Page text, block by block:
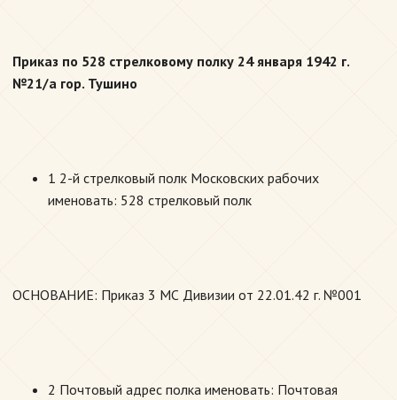
Приказ по 528 стрелковому полку 24 января 1942 г.
№21/а гор. Тушино
1 2-й стрелковый полк Московских рабочих
именовать: 528 стрелковый полк
ОСНОВАНИЕ: Приказ 3 МС Дивизии от 22.01.42 г. №001
2 Почтовый адрес полка именовать: Почтовая